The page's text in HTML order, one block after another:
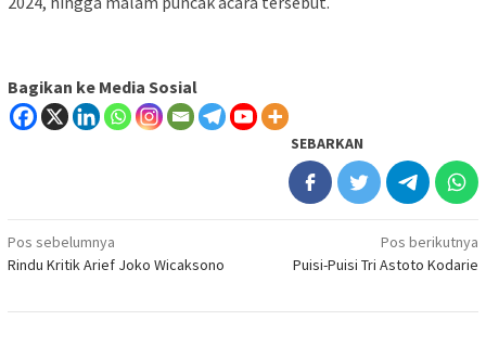
Bagikan ke Media Sosial
SEBARKAN
Navigasi
pos
Pos sebelumnya
Rindu Kritik Arief Joko Wicaksono
Pos berikutnya
Puisi-Puisi Tri Astoto Kodarie